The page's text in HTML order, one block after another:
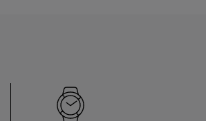
inclusief zwemmen en watersport.
Kenmerken: